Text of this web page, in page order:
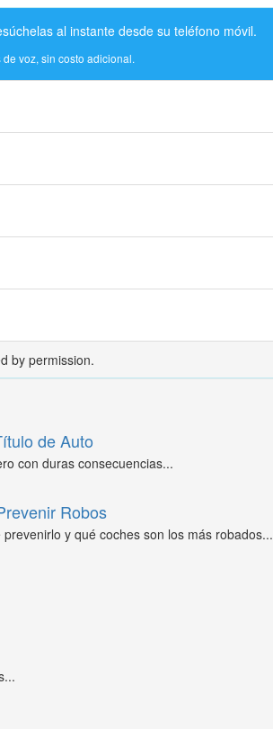
al instante desde su teléfono móvil.
voz, sin costo adicional.
by permission.
de Auto
con duras consecuencias...
Robos
y qué coches son los más robados...